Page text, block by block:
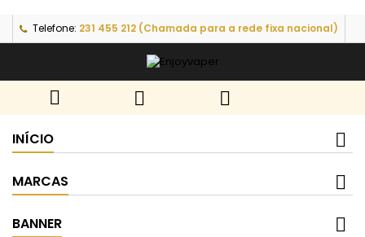
Telefone: 231 455 212 (Chamada para a rede fixa nacional)
  
INÍCIO
MARCAS
BANNER